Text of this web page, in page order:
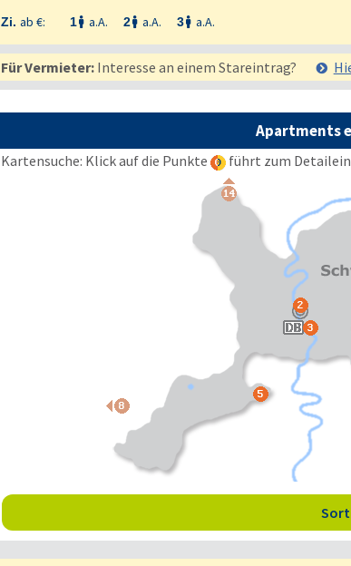
Zi. ab €: 1 a.A. 2 a.A. 3 a.A.
Für Vermieter:Interesse an einem Stareintrag?
Apartments
Kartensuche: Klick auf die Punkte führt zum